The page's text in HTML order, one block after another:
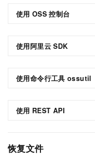
使用 OSS 控制台
使用阿里云 SDK
使用命令行工具 ossutil
使用 REST API
恢复文件